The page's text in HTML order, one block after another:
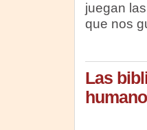
juegan
que nos
Las
humano